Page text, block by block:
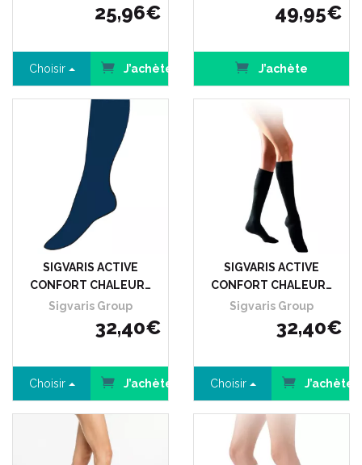
25,96€
Choisir J’achète
49,95€
J’achète
SIGVARIS ACTIVE
CONFORT CHALEUR…
Sigvaris Group
32,40€
Choisir J’achète
SIGVARIS ACTIVE
CONFORT CHALEUR…
Sigvaris Group
32,40€
Choisir J’achète